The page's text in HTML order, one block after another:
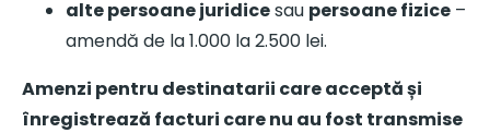
alte persoane juridicesau persoane fizice –
amendă de la 1.000 la 2.500 lei.
Amenzi pentru destinatarii care acceptă și
înregistrează facturi care nu au fost transmise